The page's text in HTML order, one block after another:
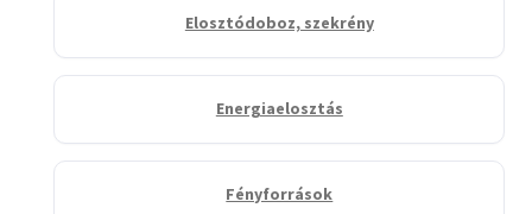
Elosztódoboz, szekrény
Energiaelosztás
Fényforrások